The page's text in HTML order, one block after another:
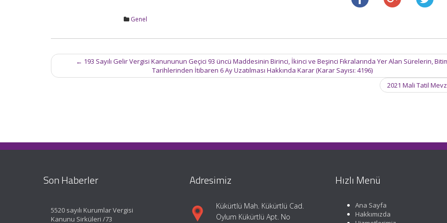
Genel
Post
navigation
← 193 Sayılı Gelir Vergisi Kanununun Geçici 93 üncü Maddesinin Birinci, İkinci ve Beşinci Fıkralarında Yer Alan Sürelerin,
Tarihlerinden İtibaren 6 Ay Uzatılması Hakkında Karar (Karar Sayısı: 4196)
2021 Mali Tatil
Son Haberler
5520 sayılı Kurumlar Vergisi
Kanunu Sirküleri /73
Adresimiz
Kükürtlü Mah. Kükürtlü Cad.
Oylum Kükürtlü Apt. No
Hızlı Menü
Ana Sayfa
Hakkımızda